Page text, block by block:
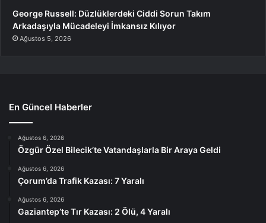
George Russell: Düzlüklerdeki Ciddi Sorun Takım
Arkadaşıyla Mücadeleyi İmkansız Kılıyor
Ağustos 5, 2026
En Güncel Haberler
Ağustos 6, 2026
Özgür Özel Bilecik’te Vatandaşlarla Bir Araya Geldi
Ağustos 6, 2026
Çorum’da Trafik Kazası: 7 Yaralı
Ağustos 6, 2026
Gaziantep’te Tır Kazası: 2 Ölü, 4 Yaralı